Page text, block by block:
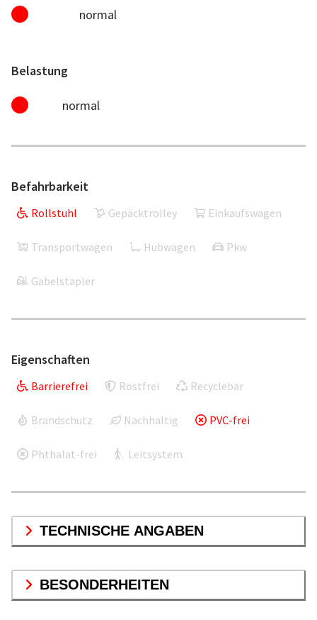
normal
Belastung
normal
Befahrbarkeit
Rollstuhl Gepäcktrolley Einkaufswagen
Transportwagen Hubwagen Pkw
Gabelstapler
Eigenschaften
Barrierefrei Rostfrei Recyclebar
Brandschutz Nachhaltig PVC-frei
Phthalat-frei Leitsystem
TECHNISCHE ANGABEN
BESONDERHEITEN